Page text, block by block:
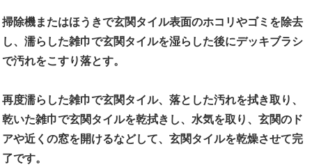
掃除機またはほうきで玄関タイル表面のホコリやゴミを除去
し、濡らした雑巾で玄関タイルを湿らした後にデッキブラシ
で汚れをこすり落とす。
再度濡らした雑巾で玄関タイル、落とした汚れを拭き取り、
乾いた雑巾で玄関タイルを乾拭きし、水気を取り、玄関のド
アや近くの窓を開けるなどして、玄関タイルを乾燥させて完
了です。